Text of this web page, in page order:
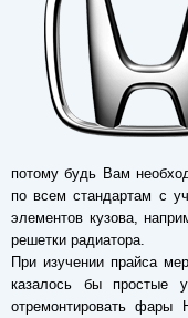
потому будь Вам
по всем стандартам с
элементов кузова,
решетки радиатора.
При изучении прайса
казалось бы простые
отремонтировать фары